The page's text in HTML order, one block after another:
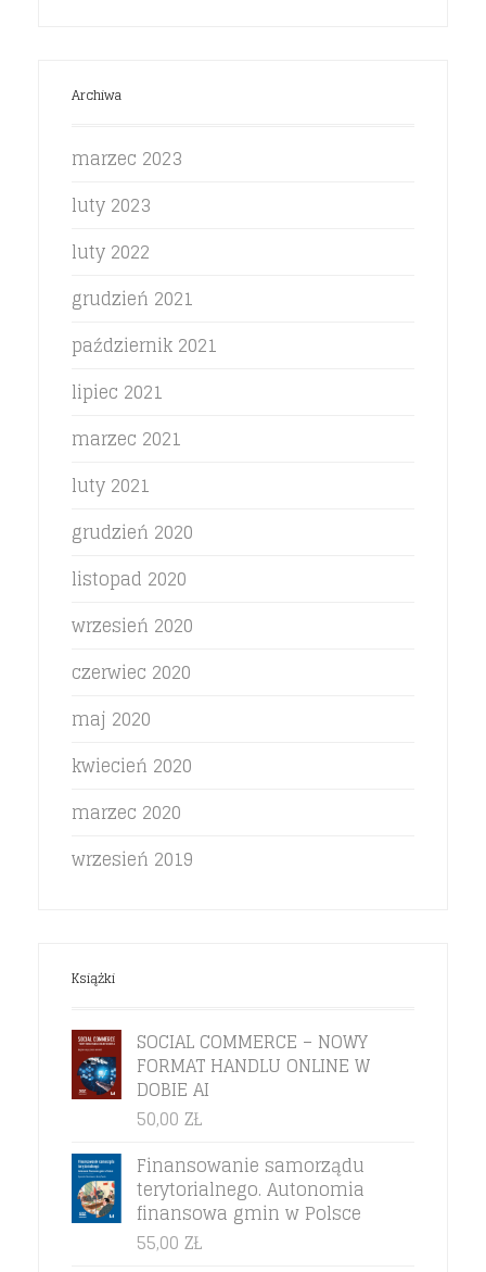
Archiwa
marzec 2023
luty 2023
luty 2022
grudzień 2021
październik 2021
lipiec 2021
marzec 2021
luty 2021
grudzień 2020
listopad 2020
wrzesień 2020
czerwiec 2020
maj 2020
kwiecień 2020
marzec 2020
wrzesień 2019
Książki
SOCIAL COMMERCE – NOWY
FORMAT HANDLU ONLINE W
DOBIE AI
50,00 ZŁ
Finansowanie samorządu
terytorialnego. Autonomia
finansowa gmin w Polsce
55,00 ZŁ